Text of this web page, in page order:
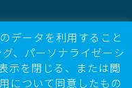
データを利用すること
、パーソナライゼーシ
示を閉じる、または閲
について同意したもの